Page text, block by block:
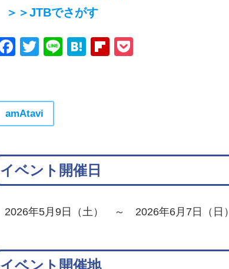
＞＞JTBでさがす
Facebook
Twitter
LineHatenaFlipboard
amAtavi
イベント開催日
2026年5月9日（土） ～ 2026年6月7日（日）
イベント開催地